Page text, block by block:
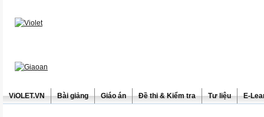
ViOLET.VN Bài giảng Giáo án Đề thi & Kiểm tra Tư liệu E-